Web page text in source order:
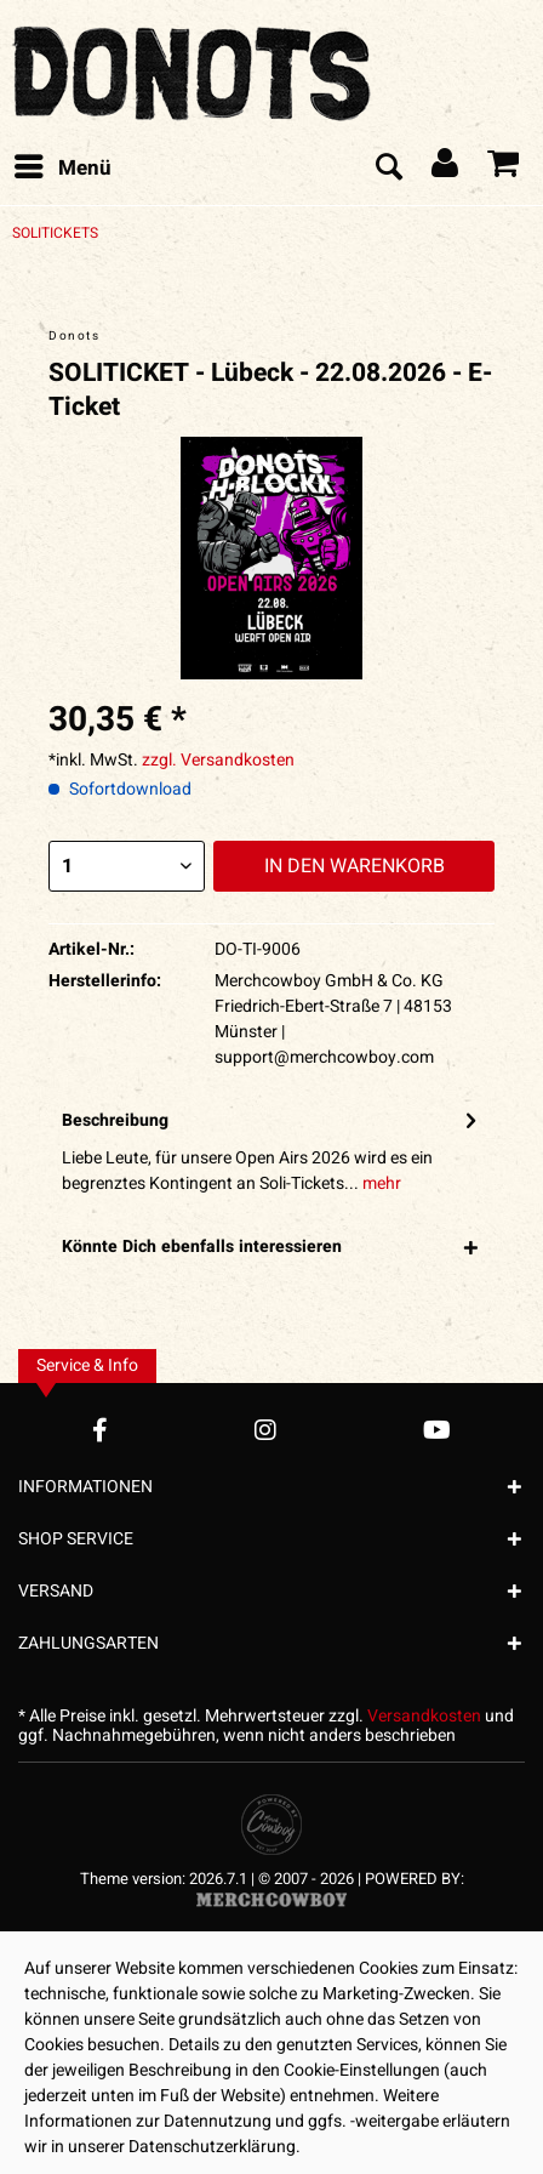
Menü
SOLITICKETS
Donots
SOLITICKET - Lübeck - 22.08.2026 - E-
Ticket
30,35 € *
*inkl. MwSt.zzgl. Versandkosten
Sofortdownload
IN DEN WARENKORB
Artikel-Nr.:
DO-TI-9006
Herstellerinfo:
Merchcowboy GmbH & Co. KG
Friedrich-Ebert-Straße 7 | 48153
Münster |
support@merchcowboy.com
Beschreibung
Liebe Leute, für unsere Open Airs 2026 wird es ein
begrenztes Kontingent an Soli-Tickets... mehr
Könnte Dich ebenfalls interessieren
Service & Info
INFORMATIONEN
SHOP SERVICE
VERSAND
ZAHLUNGSARTEN
* Alle Preise inkl. gesetzl. Mehrwertsteuer zzgl.Versandkosten und
ggf. Nachnahmegebühren, wenn nicht anders beschrieben
Theme version: 2026.7.1 | © 2007 - 2026 | POWERED BY:
Auf unserer Website kommen verschiedenen Cookies zum Einsatz:
technische, funktionale sowie solche zu Marketing-Zwecken. Sie
können unsere Seite grundsätzlich auch ohne das Setzen von
Cookies besuchen. Details zu den genutzten Services, können Sie
der jeweiligen Beschreibung in den Cookie-Einstellungen (auch
jederzeit unten im Fuß der Website) entnehmen. Weitere
Informationen zur Datennutzung und ggfs. -weitergabe erläutern
wir in unserer Datenschutzerklärung.